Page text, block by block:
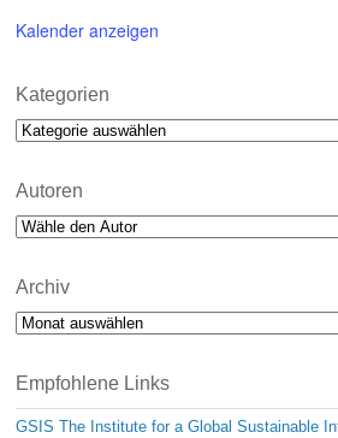
Kalender anzeigen
Kategorien
Kategorien
Autoren
Archiv
Archiv
Empfohlene Links
GSIS The Institute for a Global Sustainable